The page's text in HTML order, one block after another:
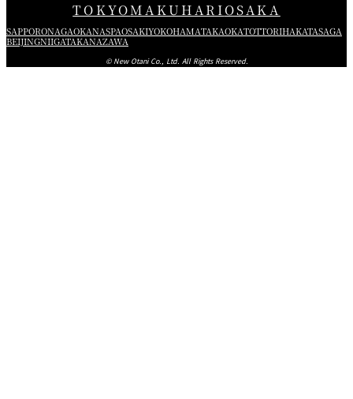
TOKYOMAKUHARIOSAKA
SAPPORONAGAOKANASPAOSAKIYOKOHAMATAKAOKATOTTORIHAKATASAGA
BEIJINGNIIGATAKANAZAWA
© New Otani Co., Ltd. All Rights Reserved.